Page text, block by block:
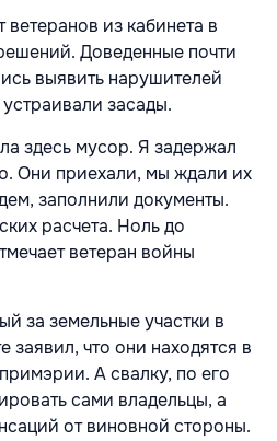
из кабинета в
Доведенные почти
выявить нарушителей
засады.
здесь мусор. Я задержал
Они приехали, мы ждали их
заполнили документы.
расчета. Ноль до
ветеран войны
за земельные участки в
заявил, что они находятся в
А свалку, по его
сами владельцы, а
от виновной стороны.